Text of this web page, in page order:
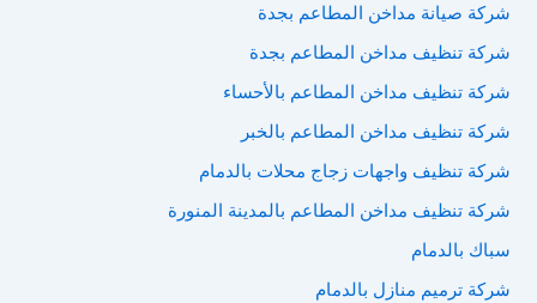
شركة صيانة مداخن المطاعم بجدة
شركة تنظيف مداخن المطاعم بجدة
شركة تنظيف مداخن المطاعم بالأحساء
شركة تنظيف مداخن المطاعم بالخبر
شركة تنظيف واجهات زجاج محلات بالدمام
شركة تنظيف مداخن المطاعم بالمدينة المنورة
سباك بالدمام
شركة ترميم منازل بالدمام